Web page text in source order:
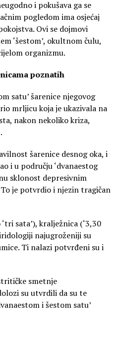
i pokušava ga se
pogledom ima osjećaj
Ovi se dojmovi
‘šestom’, okultnom čulu,
organizmu.
poznatih
satu’ šarenice njegovog
mrljicu koja je ukazivala na
nakon nekoliko kriza,
šarenice desnog oka, i
i u području ‘dvanaestog
sklonost depresivnim
je potvrdio i njezin tragičan
sata’), kralježnica (‘3,30
najugroženiji su
Ti nalazi potvrđeni su i
smetnje
su utvrdili da su te
i šestom satu’